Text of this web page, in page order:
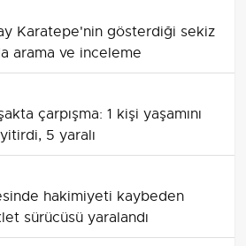
Karatepe'nin gösterdiği sekiz
arama ve inceleme
çarpışma: 1 kişi yaşamını
yitirdi, 5 yaralı
hakimiyeti kaybeden
sürücüsü yaralandı